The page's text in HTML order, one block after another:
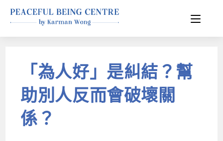
「為人好」是糾結？幫
助別人反而會破壞關
係？